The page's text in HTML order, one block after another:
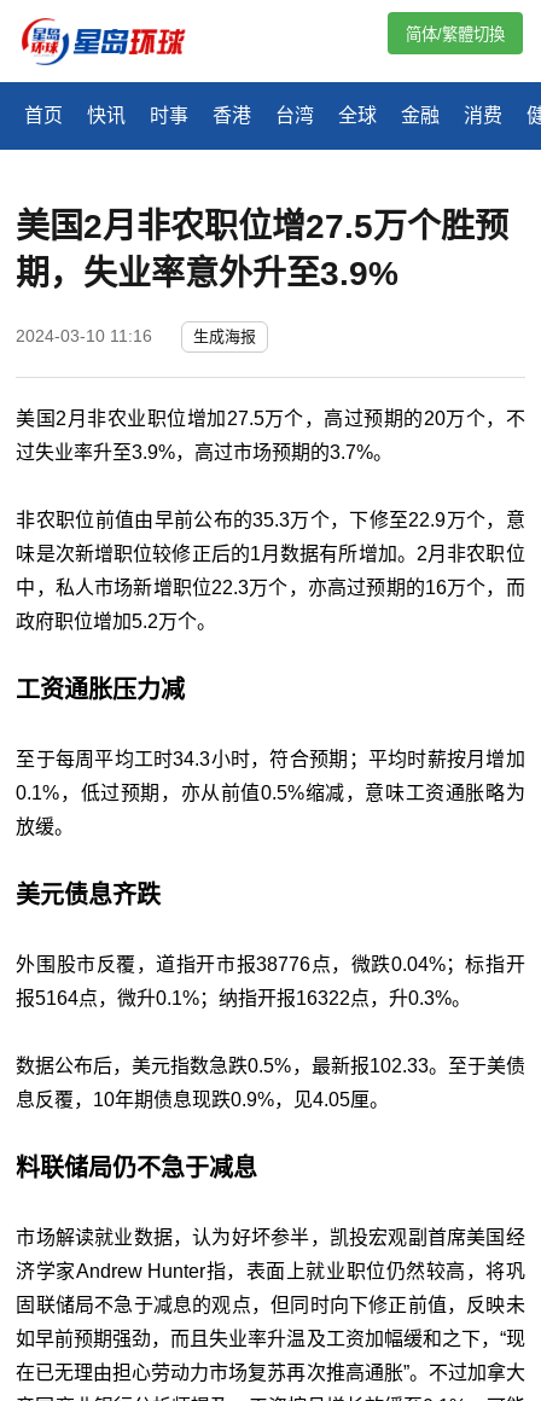
首页 快讯 时事 香港 台湾 全球 金融 消费
简体/繁體切換
美国2月非农职位增27.5万个胜预
期，失业率意外升至3.9%
2024-03-10 11:16 生成海报
美国2月非农业职位增加27.5万个，高过预期的20万个，不
过失业率升至3.9%，高过市场预期的3.7%。
非农职位前值由早前公布的35.3万个，下修至22.9万个，意
味是次新增职位较修正后的1月数据有所增加。2月非农职位
中，私人市场新增职位22.3万个，亦高过预期的16万个，而
政府职位增加5.2万个。
工资通胀压力减
至于每周平均工时34.3小时，符合预期；平均时薪按月增加
0.1%，低过预期，亦从前值0.5%缩减，意味工资通胀略为
放缓。
美元债息齐跌
外围股市反覆，道指开市报38776点，微跌0.04%；标指开
报5164点，微升0.1%；纳指开报16322点，升0.3%。
数据公布后，美元指数急跌0.5%，最新报102.33。至于美债
息反覆，10年期债息现跌0.9%，见4.05厘。
料联储局仍不急于减息
市场解读就业数据，认为好坏参半，凯投宏观副首席美国经
济学家Andrew Hunter指，表面上就业职位仍然较高，将巩
固联储局不急于减息的观点，但同时向下修正前值，反映未
如早前预期强劲，而且失业率升温及工资加幅缓和之下，“现
在已无理由担心劳动力市场复苏再次推高通胀”。不过加拿大